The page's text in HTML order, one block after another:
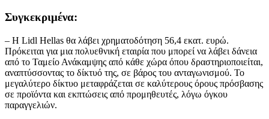
Συγκεκριμένα:
– Η Lidl Hellas θα λάβει χρηματοδότηση 56,4 εκατ. ευρώ.
Πρόκειται για μια πολυεθνική εταιρία που μπορεί να λάβει δάνεια
από το Ταμείο Ανάκαμψης από κάθε χώρα όπου δραστηριοποιείται,
αναπτύσσοντας το δίκτυό της, σε βάρος του ανταγωνισμού. Το
μεγαλύτερο δίκτυο μεταφράζεται σε καλύτερους όρους πρόσβασης
σε προϊόντα και εκπτώσεις από προμηθευτές, λόγω όγκου
παραγγελιών.